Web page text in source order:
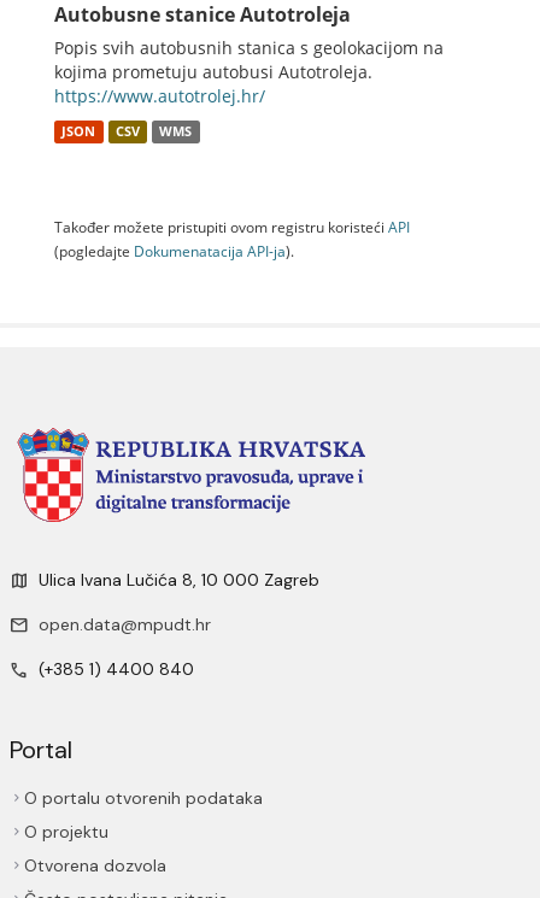
Autobusne stanice Autotroleja
Popis svih autobusnih stanica s geolokacijom na
kojima prometuju autobusi Autotroleja.
https://www.autotrolej.hr/
JSON CSV WMS
Također možete pristupiti ovom registru koristeći API
(pogledajte Dokumenаtаcijа API-jа).